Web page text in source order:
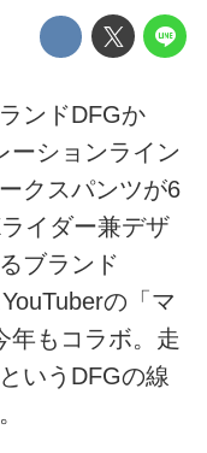
ンドDFGか
ーションライン
クスパンツが6
イダー兼デザ
ブランド
の「マ
年もコラボ。走
いうDFGの線